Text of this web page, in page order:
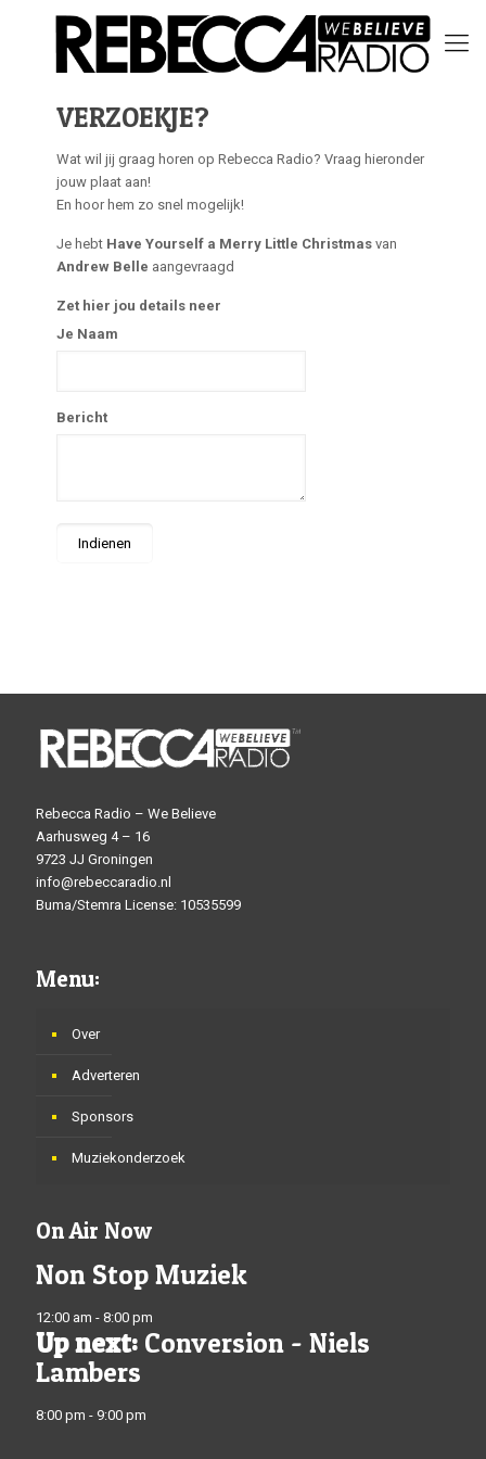
VERZOEKJE?
Wat wil jij graag horen op Rebecca Radio? Vraag hieronder
jouw plaat aan!
En hoor hem zo snel mogelijk!
Je hebt Have Yourself a Merry Little Christmasvan
Andrew Belle aangevraagd
Zet hier jou details neer
Je Naam
Bericht
Rebecca Radio – We Believe
Aarhusweg 4 – 16
9723 JJ Groningen
info@rebeccaradio.nl
Buma/Stemra License: 10535599
Menu:
Over
Adverteren
Sponsors
Muziekonderzoek
On Air Now
Non Stop Muziek
12:00 am - 8:00 pm
Up next: Conversion - Niels
Lambers
8:00 pm - 9:00 pm